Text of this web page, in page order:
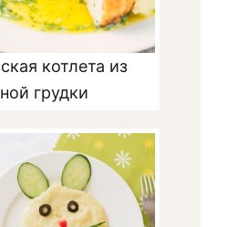
котлета из
грудки